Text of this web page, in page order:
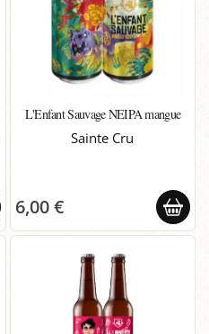
L'Enfant Sauvage NEIPA mangue
Sainte Cru
6,00 €